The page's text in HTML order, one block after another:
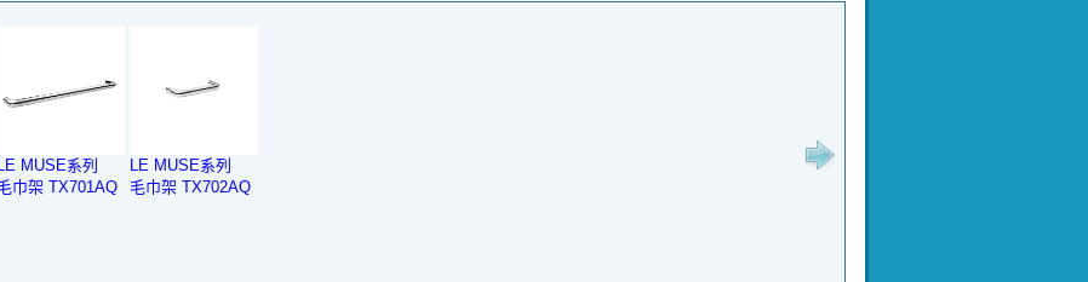
LE MUSE系列
巾架 TX701AQ
LE MUSE系列
毛巾架 TX702AQ